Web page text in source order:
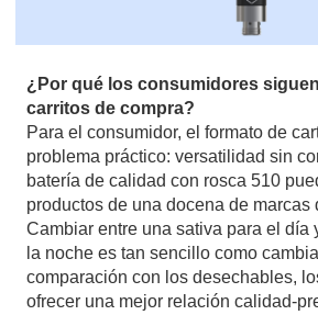
¿Por qué los consumidores
carritos de compra?
Para el consumidor, el formato de
problema práctico: versatilidad sin
batería de calidad con rosca 510
productos de una docena de marcas
Cambiar entre una sativa para el día
la noche es tan sencillo como
comparación con los desechables,
ofrecer una mejor relación calidad-